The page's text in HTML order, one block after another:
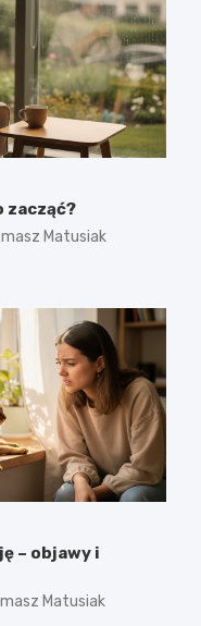
zacząć?
Matusiak
– objawy i
Matusiak